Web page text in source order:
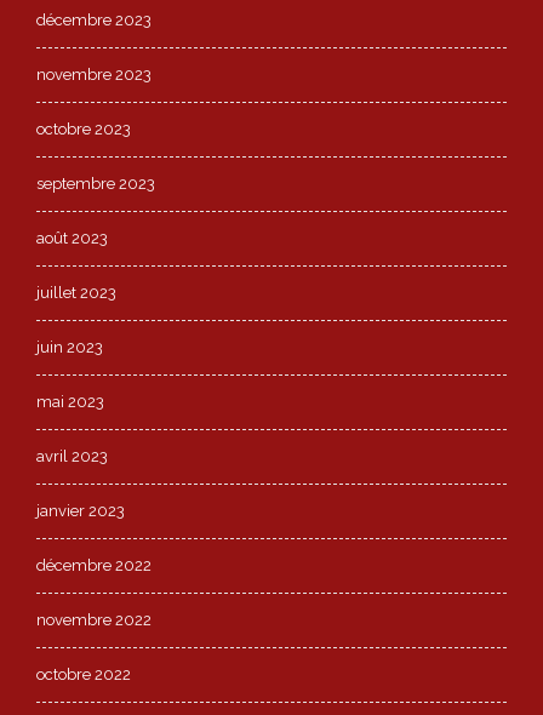
décembre 2023
novembre 2023
octobre 2023
septembre 2023
août 2023
juillet 2023
juin 2023
mai 2023
avril 2023
janvier 2023
décembre 2022
novembre 2022
octobre 2022